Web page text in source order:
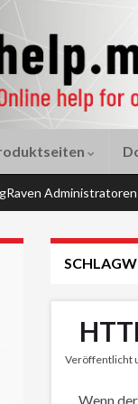
Administratoren
Veröffentlicht
Wenn